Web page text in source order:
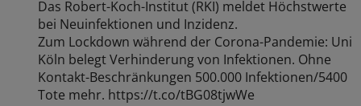
Das Robert-Koch-Institut (RKI) meldet Höchstwerte
bei Neuinfektionen und Inzidenz.
Zum Lockdown während der Corona-Pandemie: Uni
Köln belegt Verhinderung von Infektionen. Ohne
Kontakt-Beschränkungen 500.000 Infektionen/5400
Tote mehr. https://t.co/tBG08tjwWe